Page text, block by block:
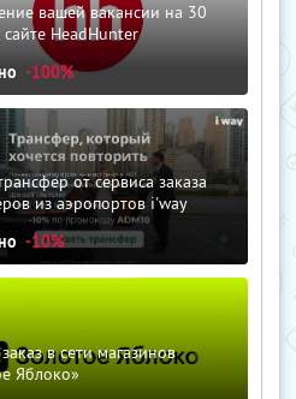
вашей вакансии на 30
HeadHunter
-100%
от сервиса заказа
из аэропортов i'way
-10%
в сети магазинов
Яблоко»